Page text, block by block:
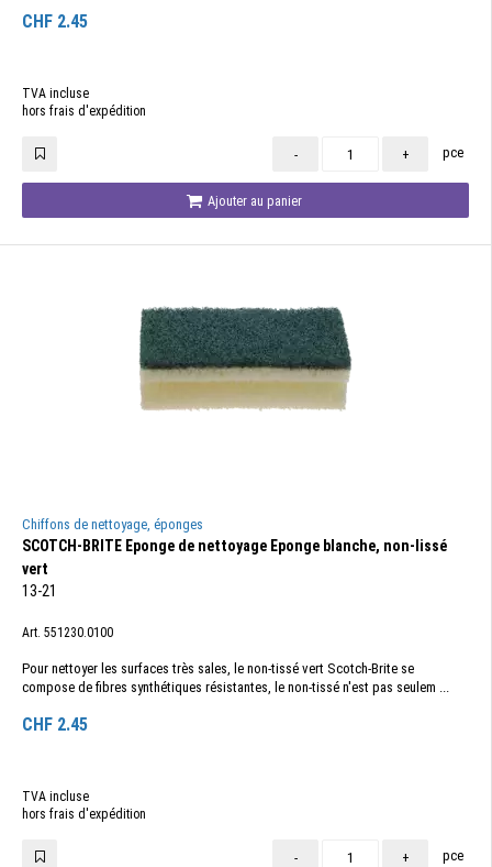
CHF 2.45
TVA incluse
hors frais d'expédition
- + pce
Ajouter au panier
Chiffons de nettoyage, éponges
SCOTCH-BRITE Eponge de nettoyage Eponge blanche, non-lissé
vert
13-21
Art. 551230.0100
Pour nettoyer les surfaces très sales, le non-tissé vert Scotch-Brite se
compose de fibres synthétiques résistantes, le non-tissé n'est pas seulem ...
CHF 2.45
TVA incluse
hors frais d'expédition
- + pce